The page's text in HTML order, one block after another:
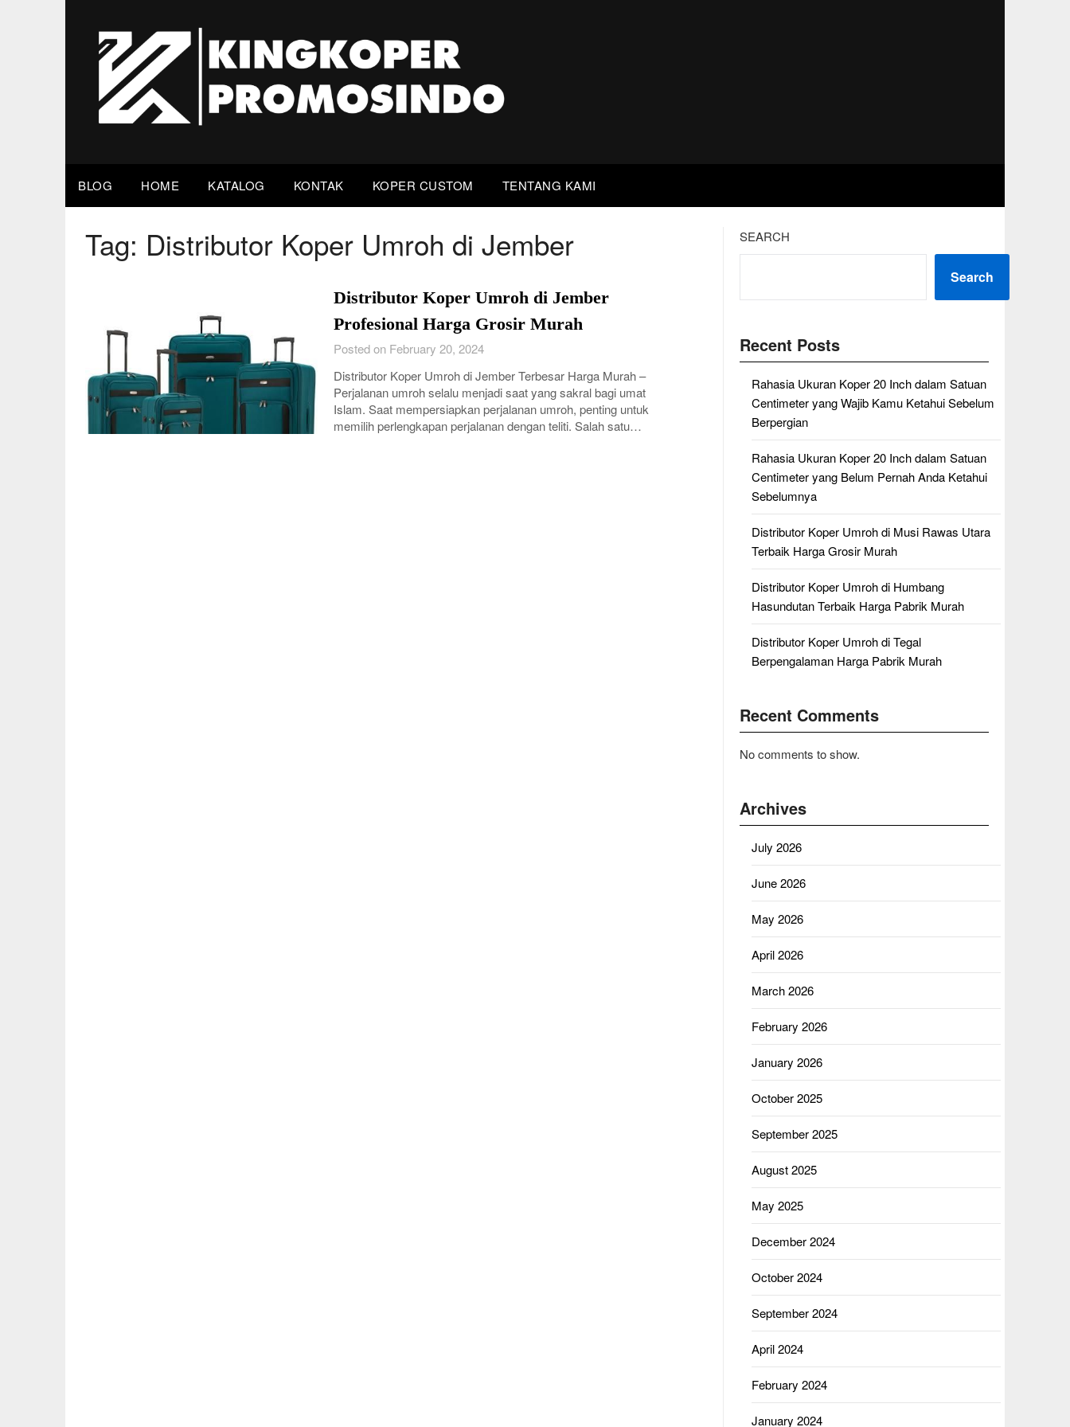
BLOG HOME KATALOG KONTAK KOPER CUSTOM TENTANG KAMI
Tag: Distributor Koper Umroh di Jember
Distributor Koper Umroh di Jember
Profesional Harga Grosir Murah
Posted on February 20, 2024
Distributor Koper Umroh di Jember Terbesar Harga Murah –
Perjalanan umroh selalu menjadi saat yang sakral bagi umat
Islam. Saat mempersiapkan perjalanan umroh, penting untuk
memilih perlengkapan perjalanan dengan teliti. Salah satu…
SEARCH
Search
Recent Posts
Rahasia Ukuran Koper 20 Inch dalam Satuan
Centimeter yang Wajib Kamu Ketahui Sebelum
Berpergian
Rahasia Ukuran Koper 20 Inch dalam Satuan
Centimeter yang Belum Pernah Anda Ketahui
Sebelumnya
Distributor Koper Umroh di Musi Rawas Utara
Terbaik Harga Grosir Murah
Distributor Koper Umroh di Humbang
Hasundutan Terbaik Harga Pabrik Murah
Distributor Koper Umroh di Tegal
Berpengalaman Harga Pabrik Murah
Recent Comments
No comments to show.
Archives
July 2026
June 2026
May 2026
April 2026
March 2026
February 2026
January 2026
October 2025
September 2025
August 2025
May 2025
December 2024
October 2024
September 2024
April 2024
February 2024
January 2024